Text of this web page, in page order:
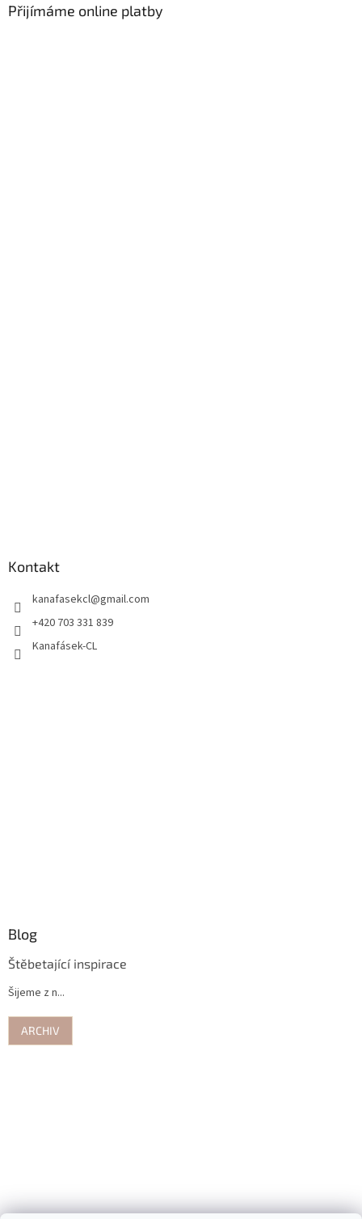
Přijímáme online platby
Kontakt
kanafasekcl@gmail.com
+420 703 331 839
Kanafásek-CL
Blog
Štěbetající inspirace
Šijeme z n...
ARCHIV